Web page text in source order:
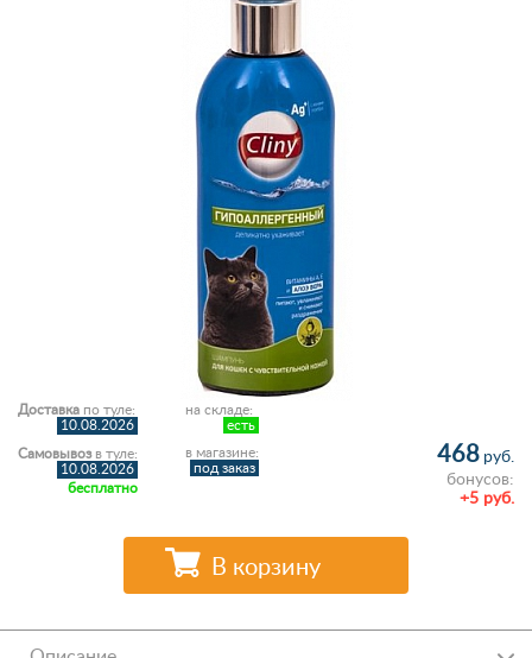
на складе:
есть
в магазине:
под заказ
Доставка по туле:
10.08.2026
Самовывозв туле:
10.08.2026
бесплатно
468 руб.
бонусов:
+5 руб.
В корзину